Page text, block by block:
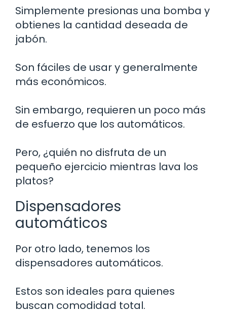
Simplemente presionas una bomba y
obtienes la cantidad deseada de
jabón.
Son fáciles de usar y generalmente
más económicos.
Sin embargo, requieren un poco más
de esfuerzo que los automáticos.
Pero, ¿quién no disfruta de un
pequeño ejercicio mientras lava los
platos?
Dispensadores
automáticos
Por otro lado, tenemos los
dispensadores automáticos.
Estos son ideales para quienes
buscan comodidad total.